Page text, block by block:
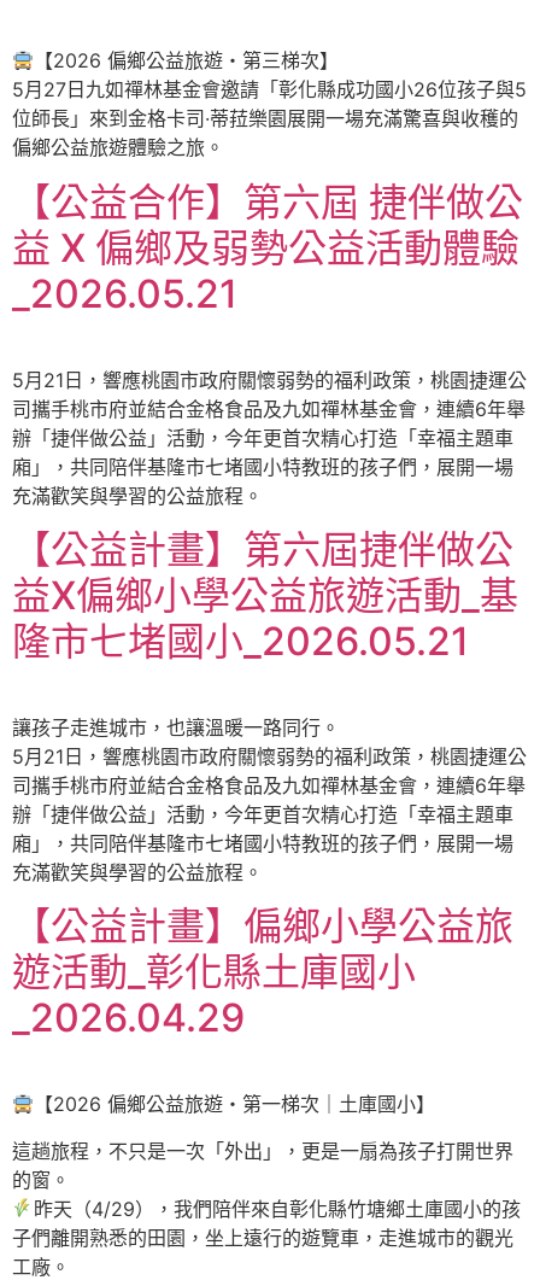
【2026 偏鄉公益旅遊・第三梯次】
5月27日九如禪林基金會邀請「彰化縣成功國小26位孩子與5
位師長」來到金格卡司·蒂菈樂園展開一場充滿驚喜與收穫的
偏鄉公益旅遊體驗之旅。
【公益合作】第六屆 捷伴做公
益 X 偏鄉及弱勢公益活動體驗
_2026.05.21
5月21日，響應桃園市政府關懷弱勢的福利政策，桃園捷運公
司攜手桃市府並結合金格食品及九如禪林基金會，連續6年舉
辦「捷伴做公益」活動，今年更首次精心打造「幸福主題車
廂」，共同陪伴基隆市七堵國小特教班的孩子們，展開一場
充滿歡笑與學習的公益旅程。
【公益計畫】第六屆捷伴做公
益X偏鄉小學公益旅遊活動_基
隆市七堵國小_2026.05.21
讓孩子走進城市，也讓溫暖一路同行。
5月21日，響應桃園市政府關懷弱勢的福利政策，桃園捷運公
司攜手桃市府並結合金格食品及九如禪林基金會，連續6年舉
辦「捷伴做公益」活動，今年更首次精心打造「幸福主題車
廂」，共同陪伴基隆市七堵國小特教班的孩子們，展開一場
充滿歡笑與學習的公益旅程。
【公益計畫】偏鄉小學公益旅
遊活動_彰化縣土庫國小
_2026.04.29
【2026 偏鄉公益旅遊・第一梯次｜土庫國小】
這趟旅程，不只是一次「外出」，更是一扇為孩子打開世界
的窗。
昨天（4/29），我們陪伴來自彰化縣竹塘鄉土庫國小的孩
子們離開熟悉的田園，坐上遠行的遊覽車，走進城市的觀光
工廠。